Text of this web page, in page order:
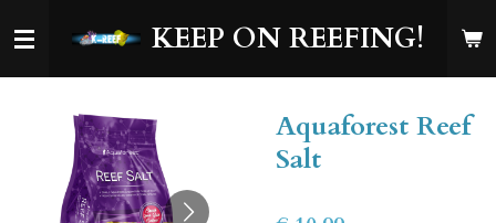
direct
hoofdinhoud
KEEP ON REEFING!
Aquaforest Reef
Salt